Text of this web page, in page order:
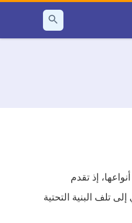
بحث
عن
إذ تقدم
تلف البنية التحتية